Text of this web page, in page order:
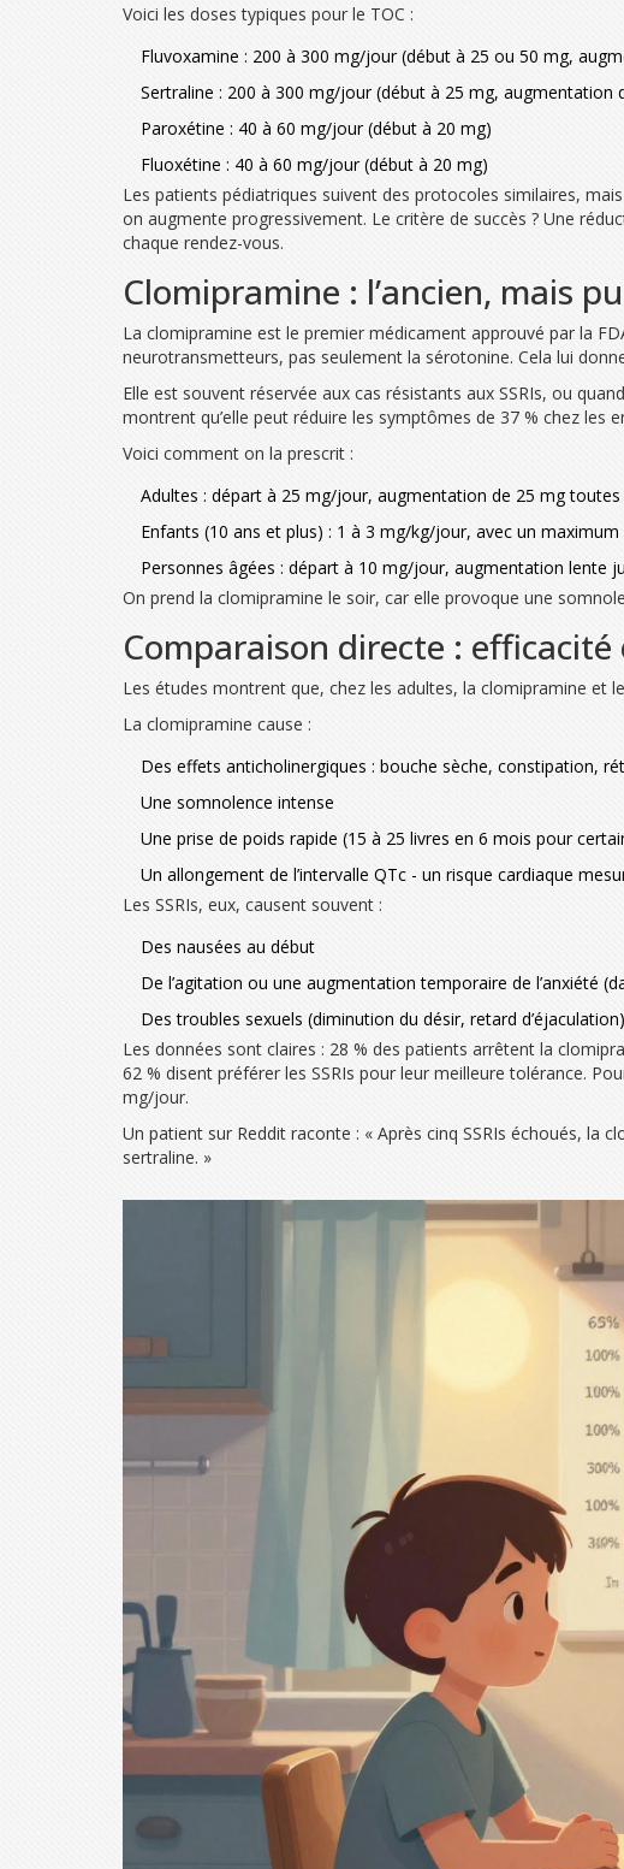
Voici les doses typiques pour le TOC :
Fluvoxamine : 200 à 300 mg/jour (début à 25 ou 50 mg,
Sertraline : 200 à 300 mg/jour (début à 25 mg, augmentation
Paroxétine : 40 à 60 mg/jour (début à 20 mg)
Fluoxétine : 40 à 60 mg/jour (début à 20 mg)
Les patients pédiatriques suivent des protocoles similaires,
on augmente progressivement. Le critère de succès ? Une
chaque rendez-vous.
Clomipramine : l’ancien, mais
La clomipramine est le premier médicament approuvé par la
neurotransmetteurs, pas seulement la sérotonine. Cela lui
Elle est souvent réservée aux cas résistants aux SSRIs, ou
montrent qu’elle peut réduire les symptômes de 37 % chez les
Voici comment on la prescrit :
Adultes : départ à 25 mg/jour, augmentation de 25 mg
Enfants (10 ans et plus) : 1 à 3 mg/kg/jour, avec un
Personnes âgées : départ à 10 mg/jour, augmentation lente
On prend la clomipramine le soir, car elle provoque une
Comparaison directe :
Les études montrent que, chez les adultes, la clomipramine et
La clomipramine cause :
Des effets anticholinergiques : bouche sèche, constipation,
Une somnolence intense
Une prise de poids rapide (15 à 25 livres en 6 mois pour
Un allongement de l’intervalle QTc - un risque cardiaque
Les SSRIs, eux, causent souvent :
Des nausées au début
De l’agitation ou une augmentation temporaire de l’anxiété
Des troubles sexuels (diminution du désir, retard d’éjaculation)
Les données sont claires : 28 % des patients arrêtent la
62 % disent préférer les SSRIs pour leur meilleure tolérance.
mg/jour.
Un patient sur Reddit raconte : « Après cinq SSRIs échoués, la
sertraline. »